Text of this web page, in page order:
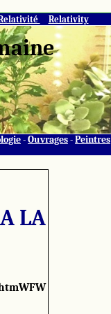
Relativity
- Ouvrages - Peintres
LA